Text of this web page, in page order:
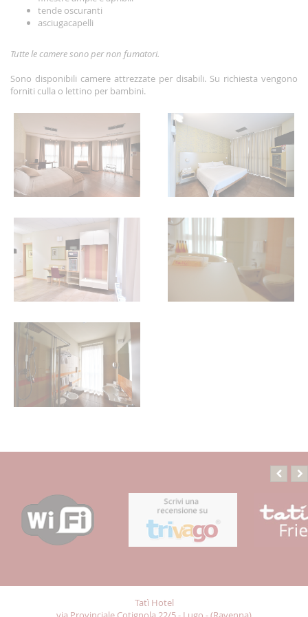
tende oscuranti
asciugacapelli
Tutte le camere sono per non fumatori.
Sono disponibili camere attrezzate per disabili. Su richiesta vengono
forniti culla o lettino per bambini.
Tatì Hotel